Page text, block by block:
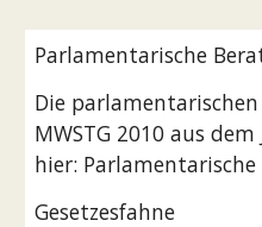
Parlamentarische
Die
MWSTG 2010 aus
hier:
Gesetzesfahne